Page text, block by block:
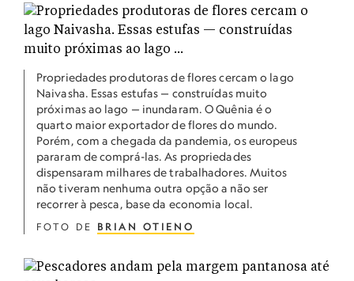
Propriedades produtoras de flores cercam o lago
Naivasha. Essas estufas — construídas muito
próximas ao lago — inundaram. O Quênia é o
quarto maior exportador de flores do mundo.
Porém, com a chegada da pandemia, os europeus
pararam de comprá-las. As propriedades
dispensaram milhares de trabalhadores. Muitos
não tiveram nenhuma outra opção a não ser
recorrer à pesca, base da economia local.
FOTO DE BRIAN OTIENO